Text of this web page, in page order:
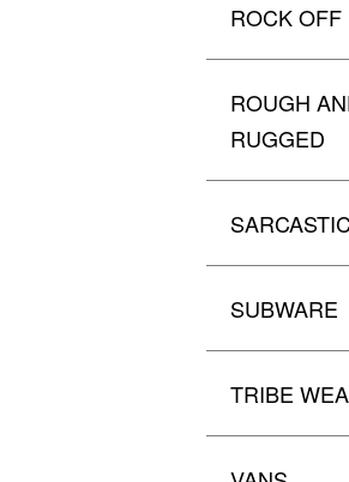
ROCK OFF
ROUGH
RUGGED
SARCASTIC
SUBWARE
TRIBE